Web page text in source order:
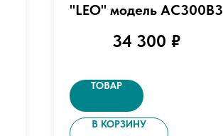
"LEO" модель AC300B3
34 300 ₽
ТОВАР
В КОРЗИНУ